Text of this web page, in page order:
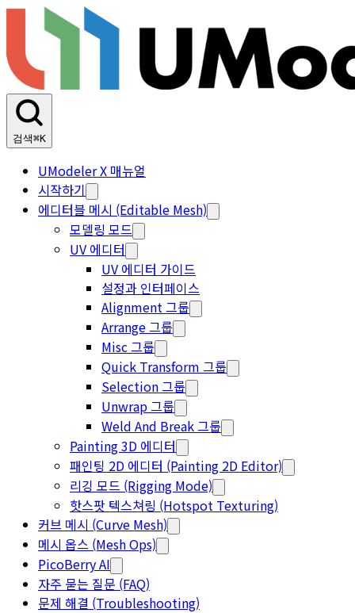
검색⌘K
UModeler X 매뉴얼
시작하기
에디터블 메시 (Editable Mesh)
모델링 모드
UV 에디터
UV 에디터 가이드
설정과 인터페이스
Alignment 그룹
Arrange 그룹
Misc 그룹
Quick Transform 그룹
Selection 그룹
Unwrap 그룹
Weld And Break 그룹
Painting 3D 에디터
패인팅 2D 에디터 (Painting 2D Editor)
리깅 모드 (Rigging Mode)
핫스팟 텍스쳐링 (Hotspot Texturing)
커브 메시 (Curve Mesh)
메시 옵스 (Mesh Ops)
PicoBerry AI
자주 묻는 질문 (FAQ)
문제 해결 (Troubleshooting)